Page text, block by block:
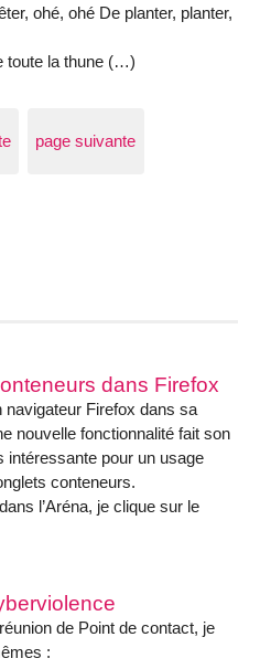
ohé, ohé De planter, planter,
toute la thune (…)
page suivante
dans Firefox
Firefox dans sa
nouvelle fonctionnalité fait son
intéressante pour un usage
conteneurs.
l’Aréna, je clique sur le
de Point de contact, je
: